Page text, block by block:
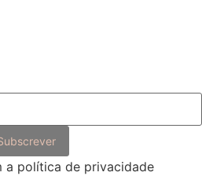
política de privacidade